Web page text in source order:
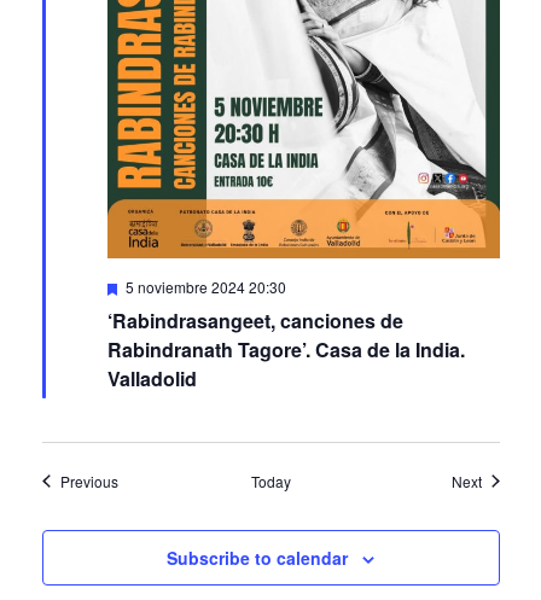
Featured
5 noviembre 2024 20:30
‘Rabindrasangeet, canciones de
Rabindranath Tagore’. Casa de la India.
Valladolid
PreviousEvents Today NextEvents
Subscribe to calendar